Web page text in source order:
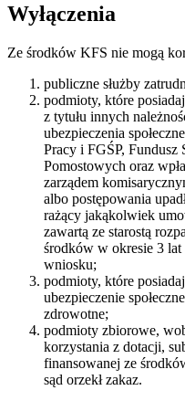
Wyłączenia
Ze środków KFS nie mogą
publiczne służby
podmioty, które
z tytułu innych
ubezpieczenia
Pracy i FGŚP,
Pomostowych oraz
zarządem
albo postępowania
rażący jakąkolwiek
zawartą ze starostą
środków w okresie 3 lat
wniosku;
podmioty, które
ubezpieczenie
zdrowotne;
podmioty zbiorowe,
korzystania z dotacji,
finansowanej ze
sąd orzekł zakaz.